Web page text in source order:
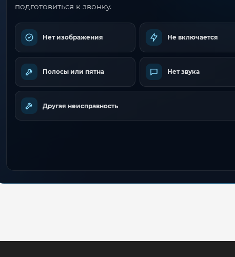
подготовиться к звонку.
Нет изображения Не включается
Полосы или пятна Нет звука
Другая неисправность